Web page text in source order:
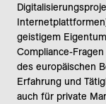
geistigem
Compliance-
des europäischen
Erfahrung und
auch für private